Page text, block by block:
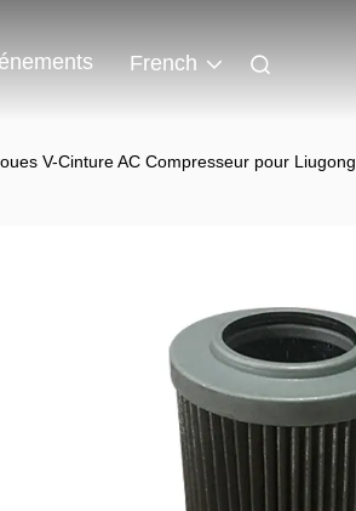
French
V-Cinture AC Compresseur pour Liugong